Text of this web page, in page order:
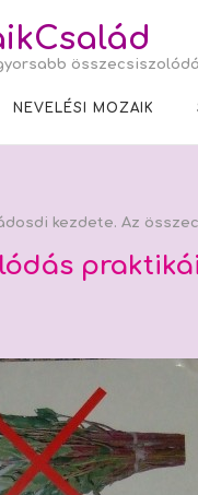
NEVELÉSI MOZAIK
kezdete. Az